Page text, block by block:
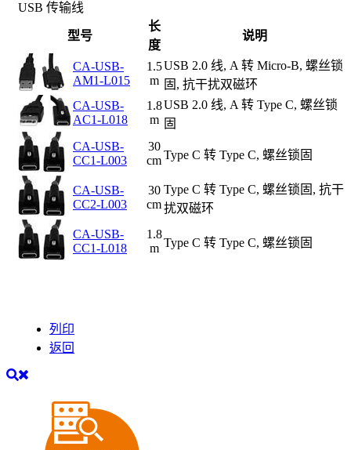
USB 传输线
型号
长
度
说明
CA-USB-
AM1-L015
1.5
m
USB 2.0 线, A 转 Micro-B, 螺丝锁
固, 抗干扰双磁环
CA-USB-
AC1-L018
1.8
m
USB 2.0 线, A 转 Type C, 螺丝锁
固
CA-USB-
CC1-L003
30
cmType C 转 Type C, 螺丝锁固
CA-USB-
CC2-L003
30
cm
Type C 转 Type C, 螺丝锁固, 抗干
扰双磁环
CA-USB-
CC1-L018
1.8
m Type C 转 Type C, 螺丝锁固
列印
返回